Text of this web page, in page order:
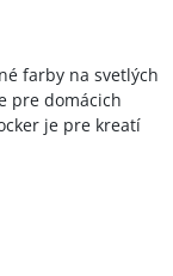
farby na svetlých
pre domácich
je pre kreatí